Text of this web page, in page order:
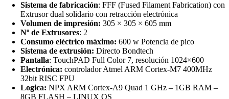
Sistema de fabricación: FFF (Fused Filament Fabrication) con
Extrusor dual solidario con retracción electrónica
Volumen de impresión: 305 × 305 × 605 mm
Nº de Extrusores: 2
Consumo eléctrico máximo: 600 w Potencia de pico
Sistema de extrusión: Directo Bondtech
Pantalla: TouchPAD Full Color 7, resolución 1024×600
Electrónica: controlador Atmel ARM Cortex-M7 400MHz
32bit RISC FPU
Logica: NPX ARM Cortex-A9 Quad 1 GHz – 1GB RAM –
8GB FLASH – LINUX OS